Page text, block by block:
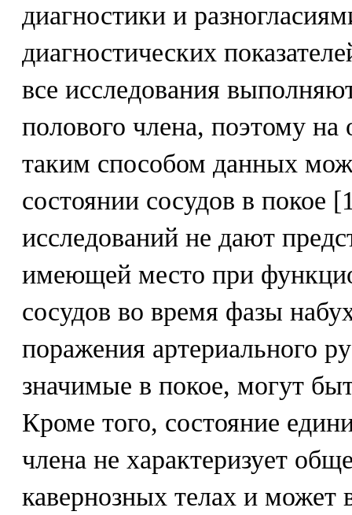
диагностики и
диагностических
все исследования
полового члена, поэтому
таким способом данных
состоянии сосудов в покое
исследований не дают
имеющей место при
сосудов во время фазы
поражения артериального
значимые в покое, могут
Кроме того, состояние
члена не характеризует
кавернозных телах и может